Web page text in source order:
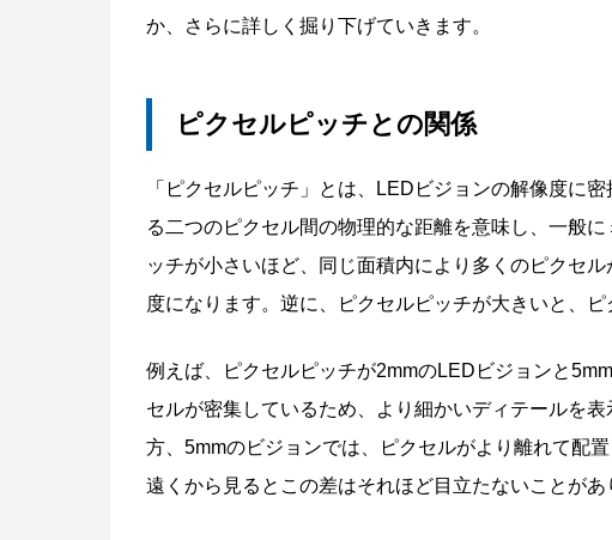
か、さらに詳しく掘り下げていきます。
ピクセルピッチとの関係
「ピクセルピッチ」とは、LEDビジョンの解像度に
る二つのピクセル間の物理的な距離を意味し、一般
ッチが小さいほど、同じ面積内により多くのピクセ
度になります。逆に、ピクセルピッチが大きいと、
例えば、ピクセルピッチが2mmのLEDビジョンと
セルが密集しているため、より細かいディテールを
方、5mmのビジョンでは、ピクセルがより離れて配
遠くから見るとこの差はそれほど目立たないことがあ